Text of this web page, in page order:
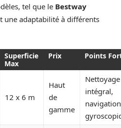
tel que le Bestway
une adaptabilité à différents
Superficie
Max
Prix Points
12 x 6 m
Haut
de
gamme
Nettoyage
intégral,
navigation